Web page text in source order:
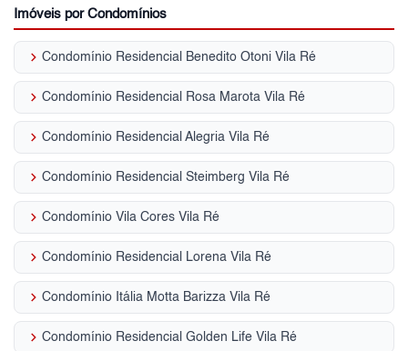
Imóveis por Condomínios
keyboard_arrow_right Condomínio Residencial Benedito Otoni Vila Ré
keyboard_arrow_right Condomínio Residencial Rosa Marota Vila Ré
keyboard_arrow_right Condomínio Residencial Alegria Vila Ré
keyboard_arrow_right Condomínio Residencial Steimberg Vila Ré
keyboard_arrow_right Condomínio Vila Cores Vila Ré
keyboard_arrow_right Condomínio Residencial Lorena Vila Ré
keyboard_arrow_right Condomínio Itália Motta Barizza Vila Ré
keyboard_arrow_right Condomínio Residencial Golden Life Vila Ré